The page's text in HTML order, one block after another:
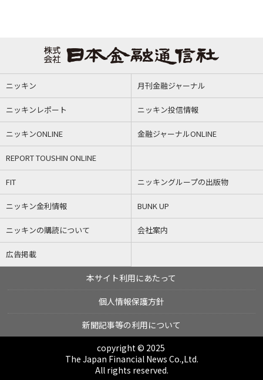
ニッキン 月刊金融ジャーナル
ニッキンレポート ニッキン投信情報
ニッキンONLINE 金融ジャーナルONLINE
REPORT TOUSHIN ONLINE
FIT ニッキングループの出版物
ニッキン金利情報 BUNK UP
ニッキンの購読について 会社案内
広告掲載
本サイト利用にあたって
個人情報保護方針
新聞記事等の利用について
copyright © 2025
The Japan Financial News Co.,Ltd.
All rights reserved.